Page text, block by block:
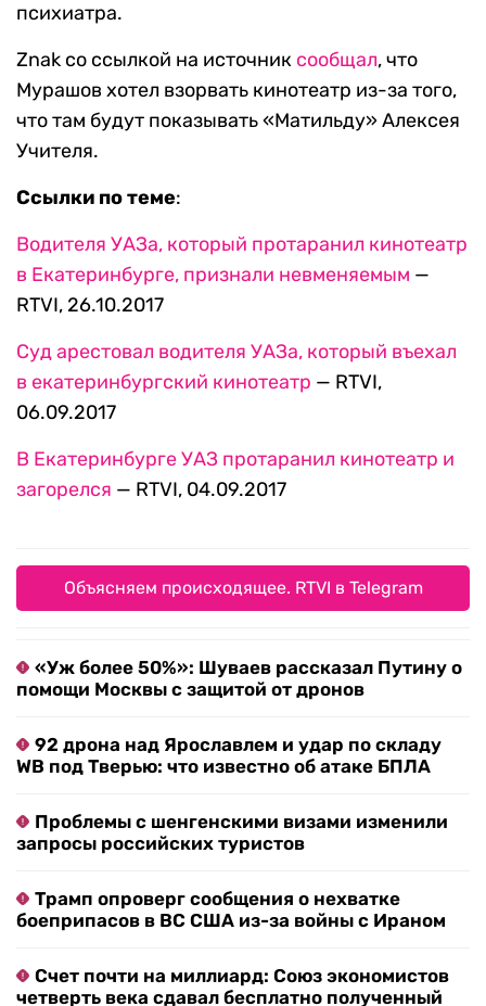
психиатра.
Znak со ссылкой на источник сообщал, что
Мурашов хотел взорвать кинотеатр из-за того,
что там будут показывать «Матильду» Алексея
Учителя.
Ссылки по теме:
Водителя УАЗа, который протаранил кинотеатр
в Екатеринбурге, признали невменяемым —
RTVI, 26.10.2017
Суд арестовал водителя УАЗа, который въехал
в екатеринбургский кинотеатр — RTVI,
06.09.2017
В Екатеринбурге УАЗ протаранил кинотеатр и
загорелся — RTVI, 04.09.2017
Объясняем происходящее. RTVI в Telegram
«Уж более 50%»: Шуваев рассказал Путину о
помощи Москвы с защитой от дронов
92 дрона над Ярославлем и удар по складу
WB под Тверью: что известно об атаке БПЛА
Проблемы с шенгенскими визами изменили
запросы российских туристов
Трамп опроверг сообщения о нехватке
боеприпасов в ВС США из-за войны с Ираном
Счет почти на миллиард: Союз экономистов
четверть века сдавал бесплатно полученный